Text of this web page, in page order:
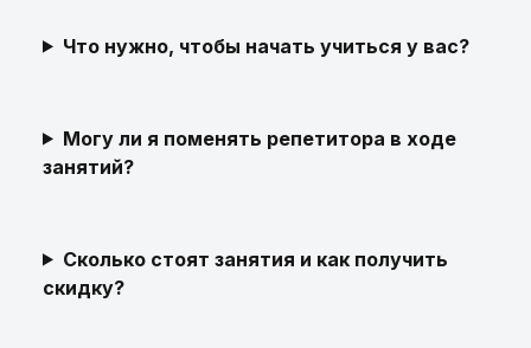
Что нужно, чтобы начать учиться у вас?
Могу ли я поменять репетитора в ходе
занятий?
Сколько стоят занятия и как получить
скидку?